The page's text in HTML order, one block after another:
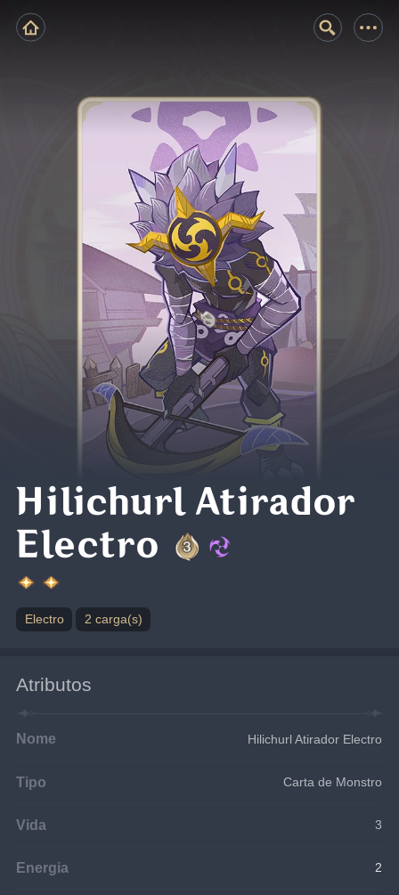
Hilichurl Atirador
Electro
Electro 2 carga(s)
Atributos
Nome Hilichurl Atirador Electro
Tipo Carta de Monstro
Vida 3
Energia 2